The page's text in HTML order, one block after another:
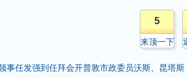
5
来顶一下
事任发强到任拜会开普敦市政委员沃斯、昆塔斯